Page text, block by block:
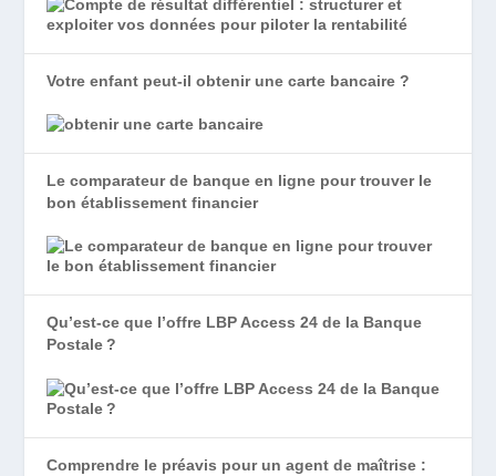
Votre enfant peut-il obtenir une carte bancaire ?
Le comparateur de banque en ligne pour trouver le
bon établissement financier
Qu’est-ce que l’offre LBP Access 24 de la Banque
Postale ?
Comprendre le préavis pour un agent de maîtrise :